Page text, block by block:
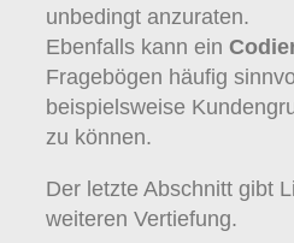
unbedingt anzuraten.
Ebenfalls kann ein
Fragebögen häufig
beispielsweise
zu können.
Der letzte Abschnitt gibt
weiteren Vertiefung.